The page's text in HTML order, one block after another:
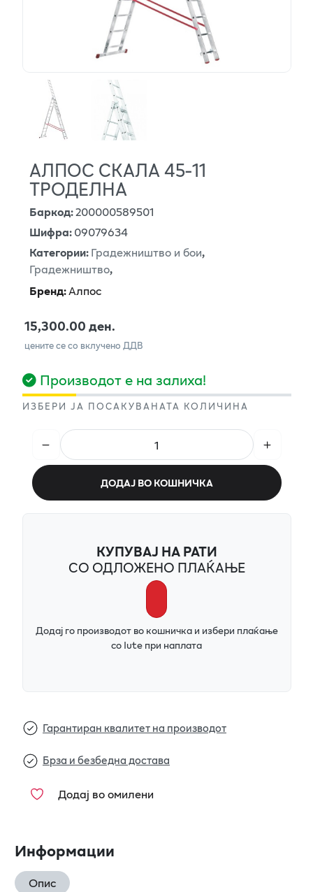
АЛПОС СКАЛА 45-11
ТРОДЕЛНА
Баркод:200000589501
Шифра:09079634
Категории:Градежништво и бои,
Градежништво,
Бренд:Алпос
15,300.00 ден.
цените се со вклучено ДДВ
Производот е на залиха!
ИЗБЕРИ ЈА ПОСАКУВАНАТА КОЛИЧИНА
ДОДАЈ ВО КОШНИЧКА
КУПУВАЈ НА РАТИ
СО ОДЛОЖЕНО ПЛАЌАЊЕ
Додај го производот во кошничка и избери плаќање
со Iute при наплата
Гарантиран квалитет на производот
Брза и безбедна достава
Додај во омилени
Информации
Опис